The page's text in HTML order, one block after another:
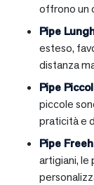
offrono un
Pipe
esteso,
distanza
Pipe
piccole
praticità e
Pipe
artigiani, le